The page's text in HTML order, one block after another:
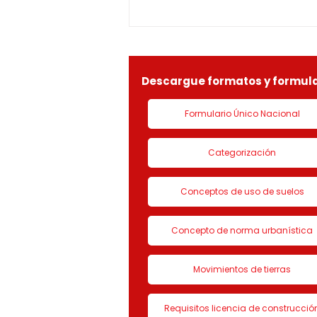
normas concordantes, hace
saber que según ra
Descargue formatos y
Formulario Único Nacional
Categorización
Conceptos de uso de suelos
Concepto de norma urbanística
Movimientos de tierras
Requisitos licencia de